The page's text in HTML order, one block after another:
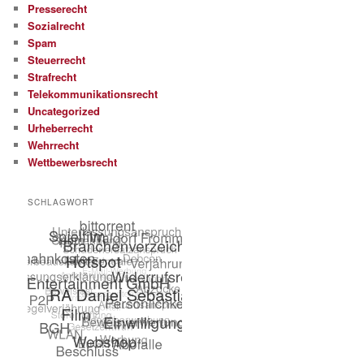
Presserecht
Sozialrecht
Spam
Steuerrecht
Strafrecht
Telekommunikationsrecht
Uncategorized
Urheberrecht
Wehrrecht
Wettbewerbsrecht
SCHLAGWORT